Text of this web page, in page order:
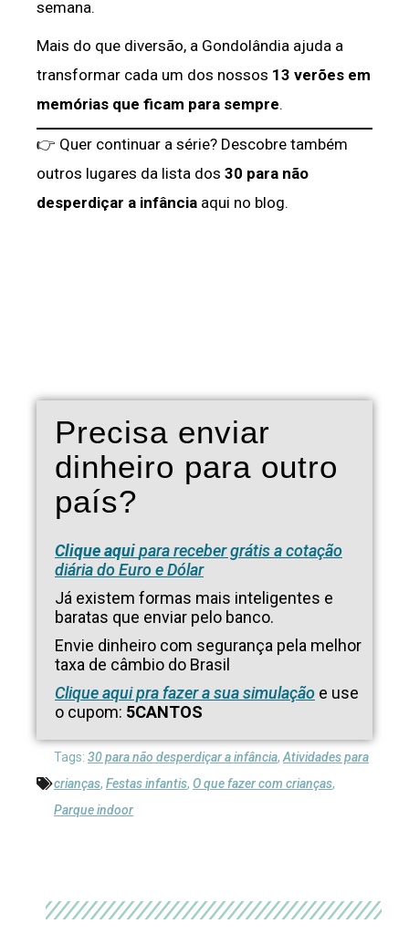
semana.
Mais do que diversão, a Gondolândia ajuda a
transformar cada um dos nossos 13 verões em
memórias que ficam para sempre.
👉 Quer continuar a série? Descobre também
outros lugares da lista dos 30 para não
desperdiçar a infância aqui no blog.
Precisa enviar
dinheiro para outro
país?
Clique aquipara receber grátis a cotação
diária do Euro e Dólar
Já existem formas mais inteligentes e
baratas que enviar pelo banco.
Envie dinheiro com segurança pela melhor
taxa de câmbio do Brasil
Clique aqui pra fazer a sua simulação e use
o cupom: 5CANTOS
Tags: 30 para não desperdiçar a infância, Atividades para
crianças, Festas infantis, O que fazer com crianças,
Parque indoor